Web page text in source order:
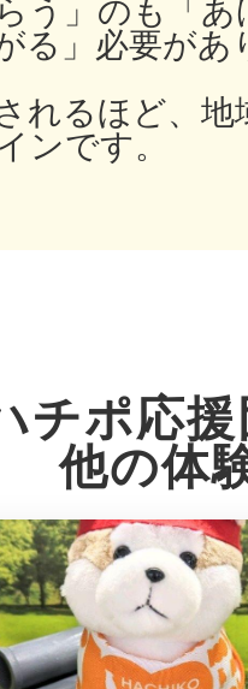
う」のも「
る」必要があ
れるほど、地
ンです。
チポ応
他の体
日立
まちのコイン